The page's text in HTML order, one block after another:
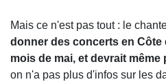
Mais ce n'est pas tout : le
donner des concerts en Côte
mois de mai, et devrait même
on n'a pas plus d'infos sur les